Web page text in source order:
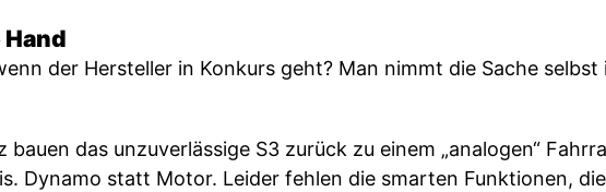
der Hersteller in Konkurs geht? Man nimmt die Sache selbst
bauen das unzuverlässige S3 zurück zu einem „analogen“
Dynamo statt Motor. Leider fehlen die smarten Funktionen, die